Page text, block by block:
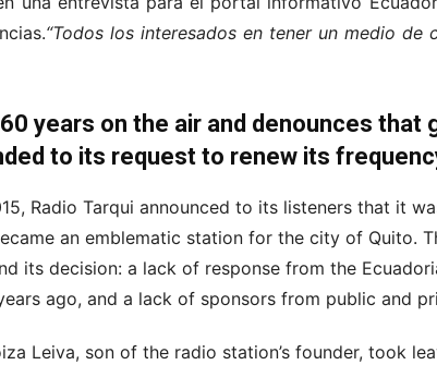
“Todos los interesados en tener un medio de
years on the air and denounces that
to its request to renew its
Radio Tarqui announced to its listeners that it
an emblematic station for the city of Quito.
its decision: a lack of response from the
ago, and a lack of sponsors from public and
Leiva, son of the radio station’s founder, took